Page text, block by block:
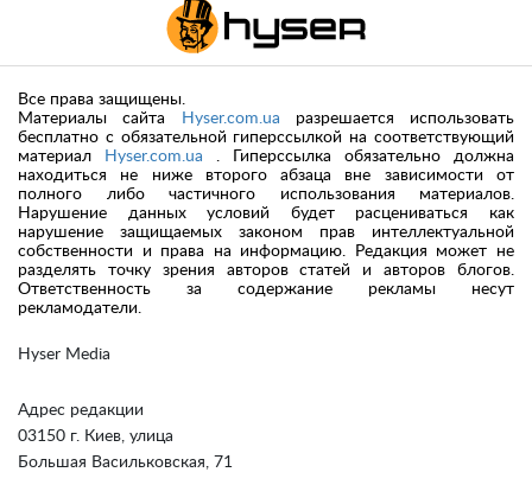
Hyser Media
Адрес редакции
03150 г. Киев, улица
Большая Васильковская, 71
Все права защищены.
Материалы сайта
Hyser.com.ua разрешается использовать
бесплатно с обязательной гиперссылкой на соответствующий
материал
Hyser.com.ua . Гиперссылка обязательно должна
находиться не ниже второго абзаца вне зависимости от
полного либо частичного использования материалов.
Нарушение данных условий будет расцениваться как
нарушение защищаемых законом прав интеллектуальной
собственности и права на информацию. Редакция может не
разделять точку зрения авторов статей и авторов блогов.
Ответственность за содержание рекламы несут
рекламодатели.